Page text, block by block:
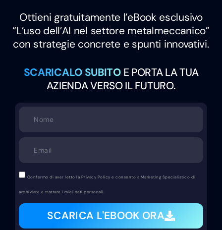
Ottieni gratuitamente l’eBook esclusivo
“L’uso dell’AI nel settore metalmeccanico”
con strategie concrete e spunti innovativi.
SCARICALO SUBITOE PORTA LA TUA
AZIENDA VERSO IL FUTURO.
Confermo di aver letto la Privacy Policy e consento a Marketing Specialistico di
archiviare e trattare i miei dati personali.
SCARICA L'EBOOK ORA